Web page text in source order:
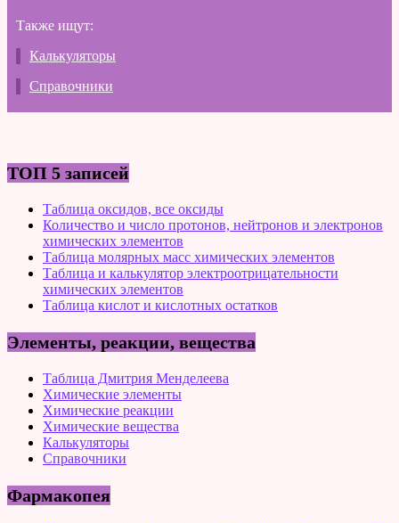
Также ищут:
Калькуляторы
Справочники
ТОП 5 записей
Таблица оксидов, все оксиды
Количество и число протонов, нейтронов и электронов
химических элементов
Таблица молярных масс химических элементов
Таблица и калькулятор электроотрицательности
химических элементов
Таблица кислот и кислотных остатков
Элементы, реакции, вещества
Таблица Дмитрия Менделеева
Химические элементы
Химические реакции
Химические вещества
Калькуляторы
Справочники
Фармакопея